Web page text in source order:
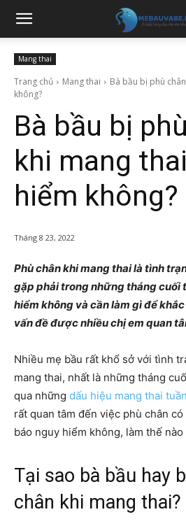
Mang thai
Trang chủ Mang thai
Bà bầu bị phù
không?
Bà bầu bị
khi mang
hiểm không?
Tháng 8 23, 2022
Phù chân khi mang thai là tình
gặp phải trong những tháng cuối
hiểm không và cần làm gì để
vấn đề được nhiều chị em quan
Nhiều mẹ bầu rất khổ sở với tình
mang thai, nhất là những tháng
qua những dấu hiệu mang thai
rất quan tâm đến việc phù chân
báo nguy hiểm không, làm thế
Tại sao bà bầu hay
chân khi mang thai?